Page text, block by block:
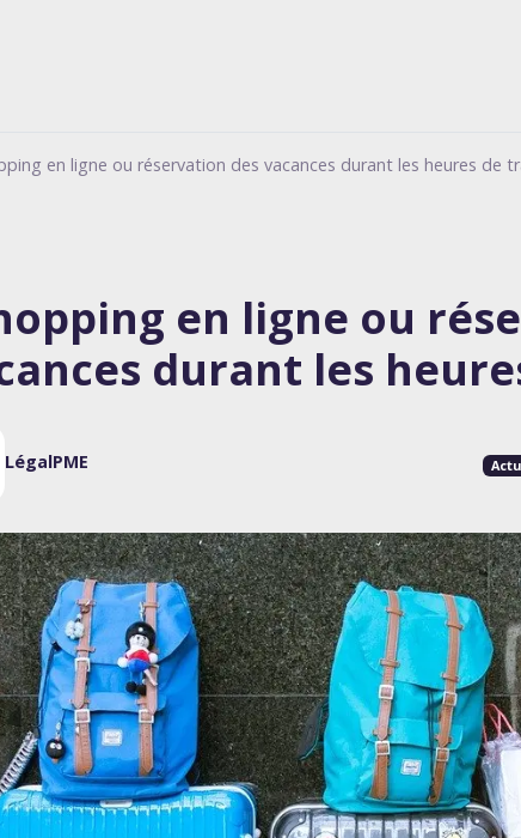
en ligne ou réservation des vacances durant les heures de
en ligne ou
durant les
LégalPME